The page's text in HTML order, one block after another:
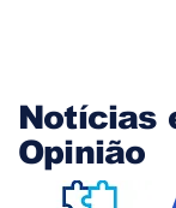
Notícias
Opinião